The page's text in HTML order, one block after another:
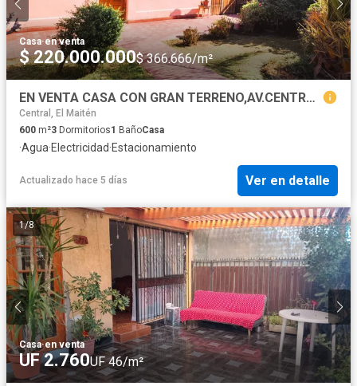
Casa·en venta
$ 220.000.000$ 366.666/m²
EN VENTA CASA CON GRAN TERRENO,AV.CENTRAL,MAIPÚ
Central, El Maitén
600 m²3 Dormitorios1 BañoCasa
·Agua·Electricidad·Estacionamiento
Actualizado hace 5 días Ver en detalle
1/8
Casa·en venta
UF 2.760UF 46/m²